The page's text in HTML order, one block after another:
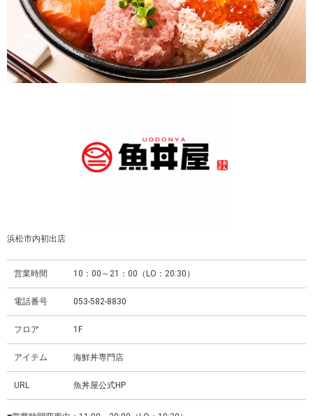
浜松市内初出店
営業時間 10：00～21：00（LO：20:30）
電話番号 053-582-8830
フロア 1F
アイテム 海鮮丼専門店
URL 魚丼屋公式HP